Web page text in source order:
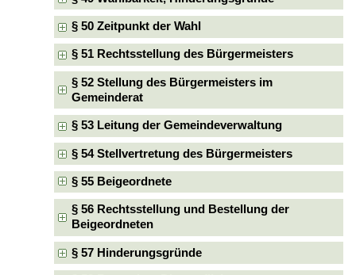
§ 50 Zeitpunkt der Wahl
§ 51 Rechtsstellung des Bürgermeisters
§ 52 Stellung des Bürgermeisters im
Gemeinderat
§ 53 Leitung der Gemeindeverwaltung
§ 54 Stellvertretung des Bürgermeisters
§ 55 Beigeordnete
§ 56 Rechtsstellung und Bestellung der
Beigeordneten
§ 57 Hinderungsgründe